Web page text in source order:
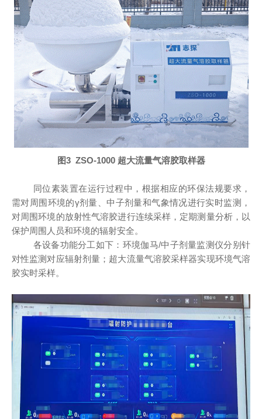
图3 ZSO-1000 超大流量气溶胶取样器
同位素装置在运行过程中，根据相应的环保法规要求，
需对周围环境的γ剂量、中子剂量和气象情况进行实时监测，
对周围环境的放射性气溶胶进行连续采样，定期测量分析，以
保护周围人员和环境的辐射安全。
各设备功能分工如下：环境伽马/中子剂量监测仪分别针
对性监测对应辐射剂量；超大流量气溶胶采样器实现环境气溶
胶实时采样。